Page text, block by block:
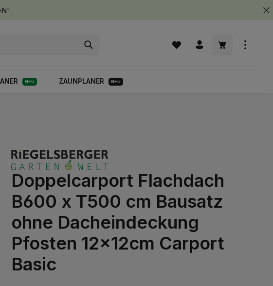
Warenkorb
NEU ZAUNPLANER NEU
Doppelcarport Flachdach
B600 x T500 cm Bausatz
ohne Dacheindeckung
Pfosten 12x12cm Carport
Basic